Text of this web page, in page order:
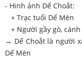
- Hình ảnh Dế Choắt:
+ Trạc tuổi Dế Mèn
+ Người gầy gò,
→ Dế Choắt là người
Dế Mèn